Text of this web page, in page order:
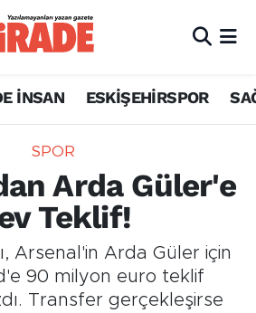
İNSAN ESKİŞEHİRSPOR
SPOR
Arda Güler'e
Teklif!
Arsenal'in Arda Güler için
90 milyon euro teklif
Transfer gerçekleşirse